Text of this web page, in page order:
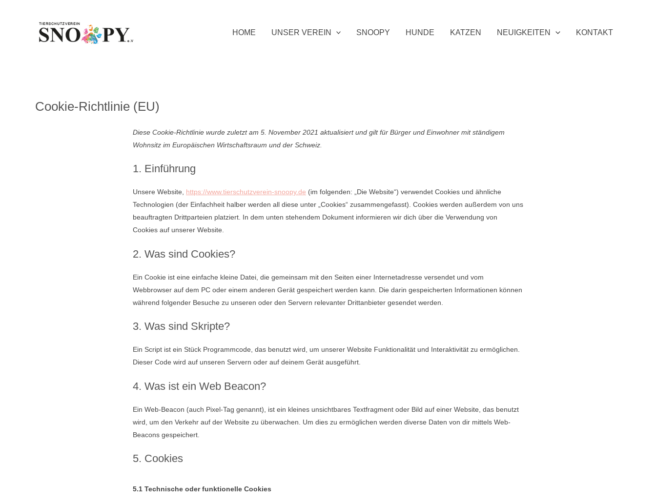
HOME UNSER VEREIN SNOOPY HUNDE KATZEN NEUIGKEITEN KONTAKT
Cookie-Richtlinie (EU)
Diese Cookie-Richtlinie wurde zuletzt am 5. November 2021 aktualisiert und gilt für Bürger und Einwohner mit ständigem
Wohnsitz im Europäischen Wirtschaftsraum und der Schweiz.
1. Einführung
Unsere Website, https://www.tierschutzverein-snoopy.de (im folgenden: „Die Website“) verwendet Cookies und ähnliche
Technologien (der Einfachheit halber werden all diese unter „Cookies“ zusammengefasst). Cookies werden außerdem von uns
beauftragten Drittparteien platziert. In dem unten stehendem Dokument informieren wir dich über die Verwendung von
Cookies auf unserer Website.
2. Was sind Cookies?
Ein Cookie ist eine einfache kleine Datei, die gemeinsam mit den Seiten einer Internetadresse versendet und vom
Webbrowser auf dem PC oder einem anderen Gerät gespeichert werden kann. Die darin gespeicherten Informationen können
während folgender Besuche zu unseren oder den Servern relevanter Drittanbieter gesendet werden.
3. Was sind Skripte?
Ein Script ist ein Stück Programmcode, das benutzt wird, um unserer Website Funktionalität und Interaktivität zu ermöglichen.
Dieser Code wird auf unseren Servern oder auf deinem Gerät ausgeführt.
4. Was ist ein Web Beacon?
Ein Web-Beacon (auch Pixel-Tag genannt), ist ein kleines unsichtbares Textfragment oder Bild auf einer Website, das benutzt
wird, um den Verkehr auf der Website zu überwachen. Um dies zu ermöglichen werden diverse Daten von dir mittels Web-
Beacons gespeichert.
5. Cookies
5.1 Technische oder funktionelle Cookies